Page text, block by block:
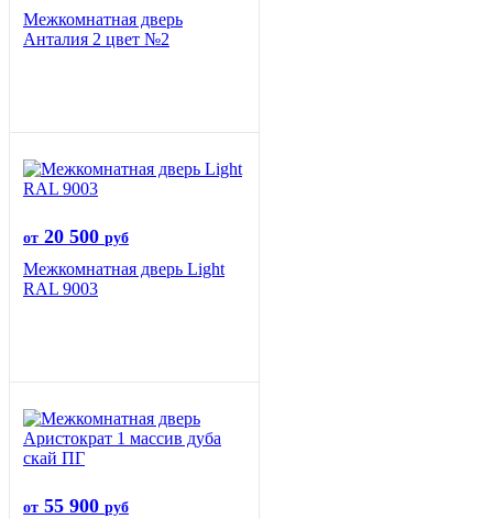
Межкомнатная дверь
Анталия 2 цвет №2
от 20 500 руб
Межкомнатная дверь Light
RAL 9003
от 55 900 руб